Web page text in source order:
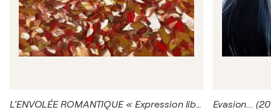
L’ENVOLÉE ROMANTIQUE « Expression libre 2019 » Evasion...